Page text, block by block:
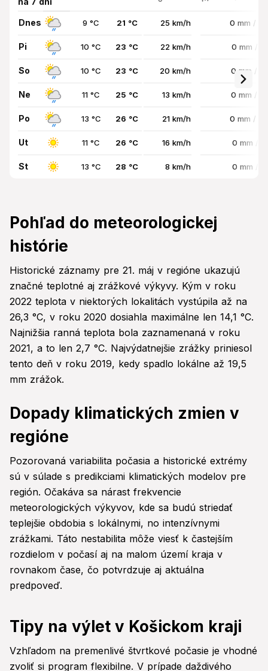
Dnes 9 °C 21 °C 25 km/h 0 mm /
Pi 10 °C 23 °C 22 km/h 0 mm /
So 10 °C 23 °C 20 km/h 0 mm /
Ne 11 °C 25 °C 13 km/h 0 mm /
Po 13 °C 26 °C 21 km/h 0 mm /
Ut 11 °C 26 °C 16 km/h 0 mm /
St 13 °C 28 °C 8 km/h 0 mm /
Pohľad do meteorologickej
histórie
Historické záznamy pre 21. máj v regióne ukazujú
značné teplotné aj zrážkové výkyvy. Kým v roku
2022 teplota v niektorých lokalitách vystúpila až na
26,3 °C, v roku 2020 dosiahla maximálne len 14,1 °C.
Najnižšia ranná teplota bola zaznamenaná v roku
2021, a to len 2,7 °C. Najvýdatnejšie zrážky priniesol
tento deň v roku 2019, kedy spadlo lokálne až 19,5
mm zrážok.
Dopady klimatických zmien v
regióne
Pozorovaná variabilita počasia a historické extrémy
sú v súlade s predikciami klimatických modelov pre
región. Očakáva sa nárast frekvencie
meteorologických výkyvov, kde sa budú striedať
teplejšie obdobia s lokálnymi, no intenzívnymi
zrážkami. Táto nestabilita môže viesť k častejším
rozdielom v počasí aj na malom území kraja v
rovnakom čase, čo potvrdzuje aj aktuálna
predpoveď.
Tipy na výlet v Košickom kraji
Vzhľadom na premenlivé štvrtkové počasie je vhodné
zvoliť si program flexibilne. V prípade daždivého